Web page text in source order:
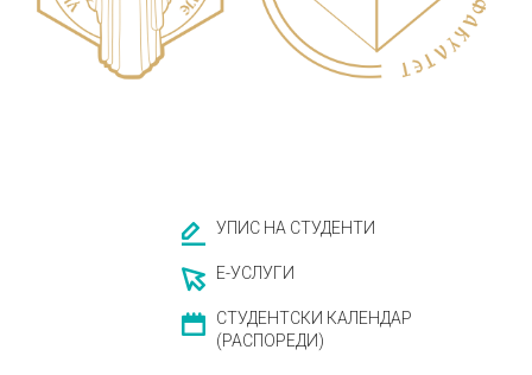
УПИС НА СТУДЕНТИ
Е-УСЛУГИ
СТУДЕНТСКИ КАЛЕНДАР
(РАСПОРЕДИ)